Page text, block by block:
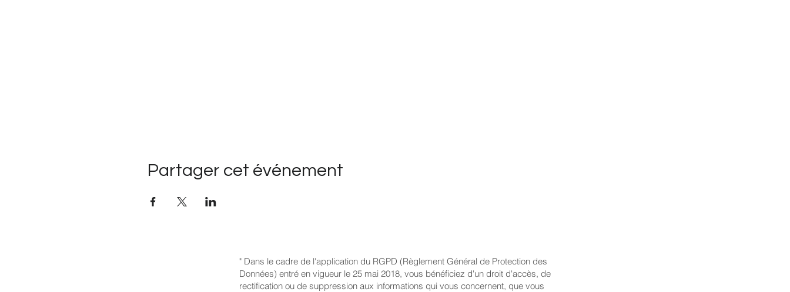
Partager cet événement
" Dans le cadre de l'application du RGPD (Règlement Général de Protection des
Données) entré en vigueur le 25 mai 2018, vous bénéficiez d'un droit d'accès, de
rectification ou de suppression aux informations qui vous concernent, que vous